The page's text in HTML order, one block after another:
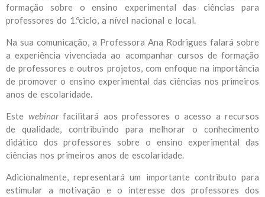
formação sobre o ensino experimental das ciências para
professores do 1.ºciclo, a nível nacional e local.
Na sua comunicação, a Professora Ana Rodrigues falará sobre
a experiência vivenciada ao acompanhar cursos de formação
de professores e outros projetos, com enfoque na importância
de promover o ensino experimental das ciências nos primeiros
anos de escolaridade.
Este webinarfacilitará aos professores o acesso a recursos
de qualidade, contribuindo para melhorar o conhecimento
didático dos professores sobre o ensino experimental das
ciências nos primeiros anos de escolaridade.
Adicionalmente, representará um importante contributo para
estimular a motivação e o interesse dos professores dos